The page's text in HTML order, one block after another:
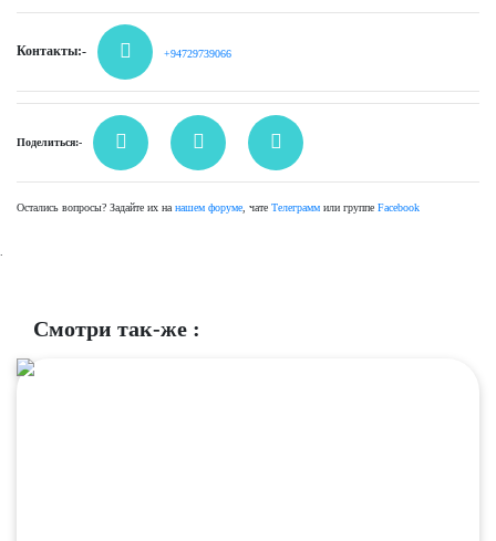
Контакты:- +94729739066
Поделиться:-
Остались вопросы? Задайте их на нашем форуме , чате Телеграмм или группе Facebook
Смотри так-же :